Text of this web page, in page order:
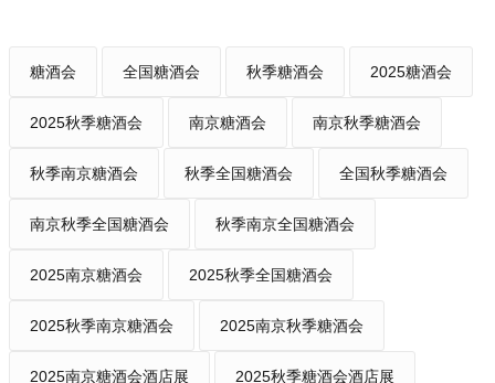
糖酒会 全国糖酒会 秋季糖酒会 2025糖酒会
2025秋季糖酒会 南京糖酒会 南京秋季糖酒会
秋季南京糖酒会 秋季全国糖酒会 全国秋季糖酒会
南京秋季全国糖酒会 秋季南京全国糖酒会
2025南京糖酒会 2025秋季全国糖酒会
2025秋季南京糖酒会 2025南京秋季糖酒会
2025南京糖酒会酒店展 2025秋季糖酒会酒店展